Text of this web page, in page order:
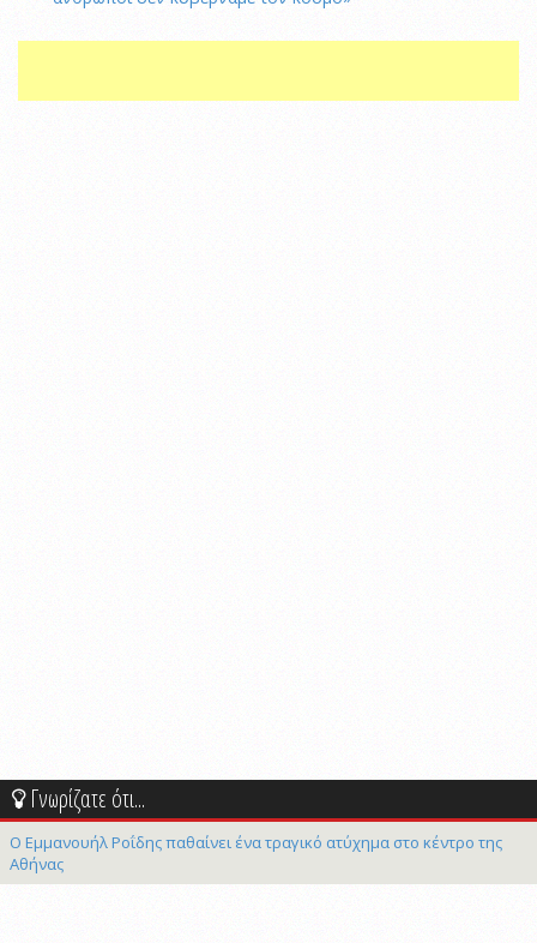
Γνωρίζατε ότι...
Ο Εμμανουήλ Ροΐδης παθαίνει ένα τραγικό ατύχημα στο κέντρο της
Αθήνας